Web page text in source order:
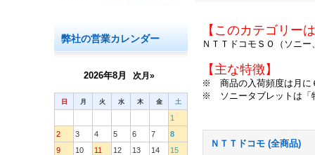
弊社の営業カレンダー
2026年8月 次月»
日 月 火 水 木 金 土
1
2
3 4 5 6 7
8
9
10 11 12 13 14
15
【このカテゴリー
ＮＴＴドコモＳＯ（ソニ
【主な特徴】
※ 商品の入荷頻度は月に
※ ソニータブレットは「
ＮＴＴドコモ (全商品)